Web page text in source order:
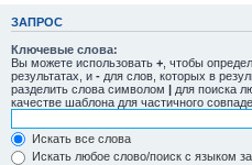
ЗАПРОС
Ключевые слова:
Вы можете использовать + , чтобы
результатах, и - для слов, которых в
разделить слова символом | для поиска
качестве шаблона для частичного
Искать все слова
Искать любое слово/поиск с языком